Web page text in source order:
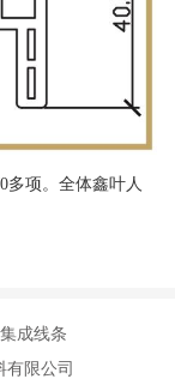
多项。全体鑫叶人
成线条
有限公司